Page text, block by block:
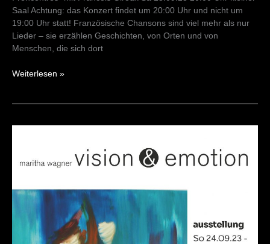
Saal Achtung: das Konzert findet um 20:00 Uhr und nicht um
19:00 Uhr statt! Französische Chansons sind viel mehr als nur
Lieder – sie erzählen Geschichten, von Orten und von
Menschen, die sich dort
Weiterlesen »